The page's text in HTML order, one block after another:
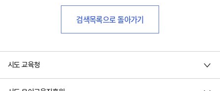
검색목록으로 돌아가기
시도 교육청